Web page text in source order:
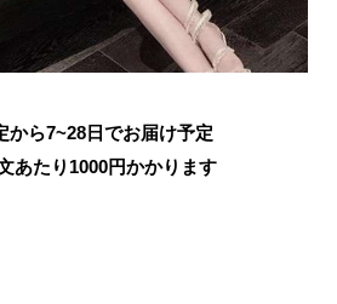
から7~28日でお届け予定
あたり 1000円かかります